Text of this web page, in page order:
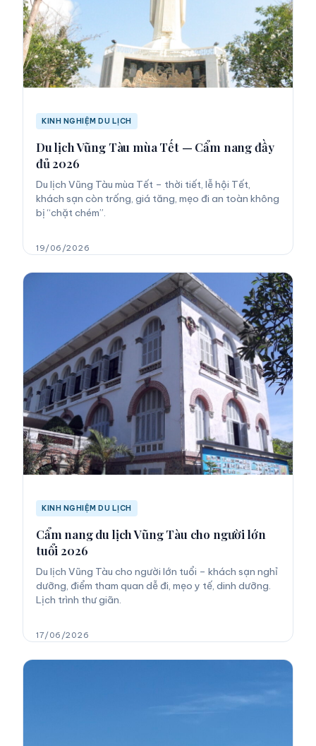
KINH NGHIỆM DU LỊCH
Du lịch Vũng Tàu mùa Tết — Cẩm nang đầy
đủ 2026
Du lịch Vũng Tàu mùa Tết – thời tiết, lễ hội Tết,
khách sạn còn trống, giá tăng, mẹo đi an toàn không
bị “chặt chém”.
19/06/2026
KINH NGHIỆM DU LỊCH
Cẩm nang du lịch Vũng Tàu cho người lớn
tuổi 2026
Du lịch Vũng Tàu cho người lớn tuổi – khách sạn nghỉ
dưỡng, điểm tham quan dễ đi, mẹo y tế, dinh dưỡng.
Lịch trình thư giãn.
17/06/2026